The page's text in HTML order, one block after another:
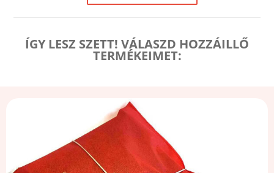
ÍGY LESZ SZETT! VÁLASZD HOZZÁILLŐ
TERMÉKEIMET: